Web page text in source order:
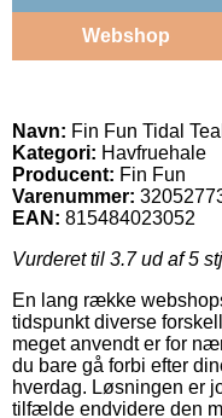
Webshop
Navn: Fin Fun Tidal
Kategori: Havfruehale
Producent: Fin Fun
Varenummer:
EAN: 815484023052
Vurderet til 3.7ud af 5
En lang række
tidspunkt diverse
meget anvendt er for
du bare gå forbi efter
hverdag. Løsningen er
tilfælde endvidere den